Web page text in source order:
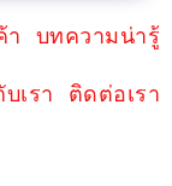
า บทความน่ารู้
เรา
ติดต่อเรา